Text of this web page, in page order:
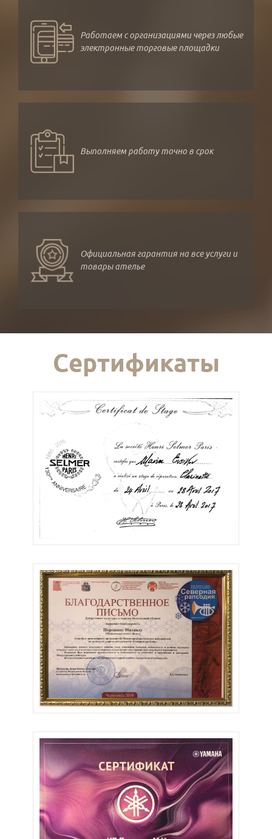
Работаем с организациями через любые
электронные торговые площадки
Выполняем работу точно в срок
Официальная гарантия на все услуги и
товары ателье
Сертификаты